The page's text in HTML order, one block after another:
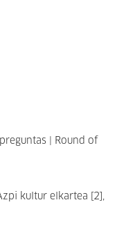
| Round of
kultur elkartea [2],